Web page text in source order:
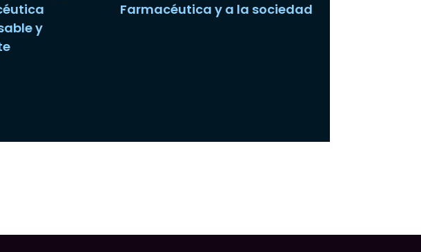
y
Farmacéutica y a la sociedad